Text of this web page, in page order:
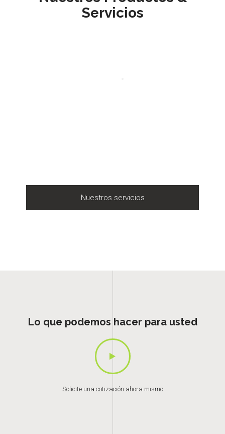
Servicios
Nuestros servicios
Lo que podemos hacer para usted
Solicite una cotización ahora mismo